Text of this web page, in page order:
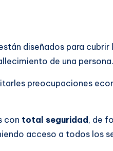
diseñados para cubrir
de una persona.
preocupaciones
con total seguridad, de
acceso a todos los